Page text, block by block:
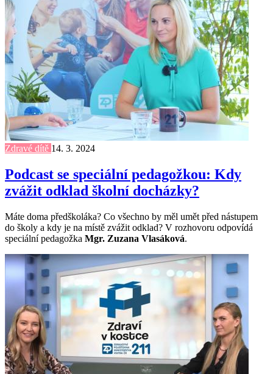
Zdravé dítě 14. 3. 2024
Podcast se speciální pedagožkou: Kdy
zvážit odklad školní docházky?
Máte doma předškoláka? Co všechno by měl umět před nástupem
do školy a kdy je na místě zvážit odklad? V rozhovoru odpovídá
speciální pedagožka Mgr. Zuzana Vlasáková.